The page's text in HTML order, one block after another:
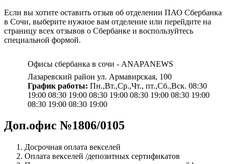
Если вы хотите оставить отзыв об отделении ПАО Сбербанка
в Сочи, выберите нужное вам отделение или перейдите на
страницу всех отзывов о Сбербанке и воспользуйтесь
специальной формой.
Офисы сбербанка в сочи - ANAPANEWS
Лазаревский район ул. Армавирская, 100
График работы: Пн.,Вт.,Ср.,Чт., пт.,Сб.,Вск. 08:30
19:00 08:30 19:00 08:30 19:00 08:30 19:00 08:30 19:00
08:30 19:00 08:30 19:00
Доп.офис №1806/0105
Досрочная оплата векселей
Оплата векселей /депозитных сертификатов